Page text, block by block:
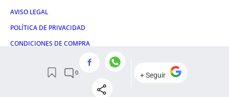
AVISO LEGAL
POLÍTICA DE PRIVACIDAD
CONDICIONES DE COMPRA
© 2026 El León de El Español Publicaciones S.A.